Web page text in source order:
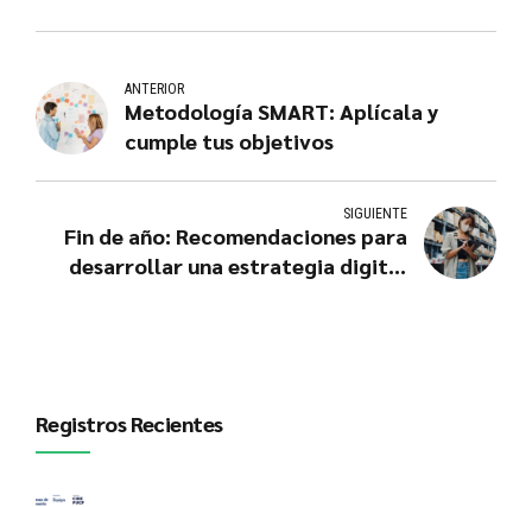
ANTERIOR
Metodología SMART: Aplícala y
cumple tus objetivos
SIGUIENTE
Fin de año: Recomendaciones para
desarrollar una estrategia digital
Registros Recientes